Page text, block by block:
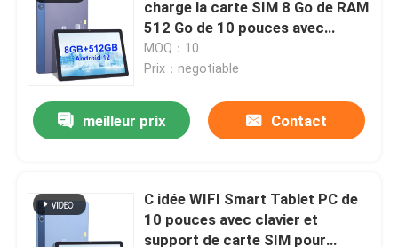
charge la carte SIM 8 Go de RAM
512 Go de 10 pouces avec
clavier pour les étudiants
CM8500
MOQ：10
Prix：negotiable
meilleur prix Contact
C idée WIFI Smart Tablet PC de
10 pouces avec clavier et
support de carte SIM pour